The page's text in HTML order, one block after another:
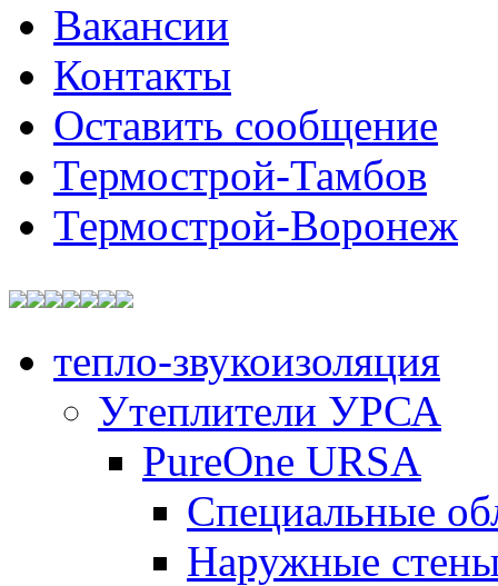
Вакансии
Контакты
Оставить сообщение
Термострой-Тамбов
Термострой-Воронеж
тепло-звукоизоляция
Утеплители УРСА
PureOne URSA
Специальные
Наружные